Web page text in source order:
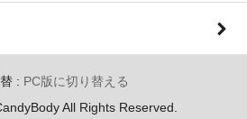
: PC版に切り替える
All Rights Reserved.